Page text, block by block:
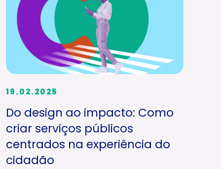
19.02.2025
Do design ao impacto: Como
criar serviços públicos
centrados na experiência do
cidadão